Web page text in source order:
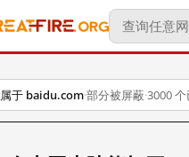
属于 baidu.com·部分被屏蔽·3000